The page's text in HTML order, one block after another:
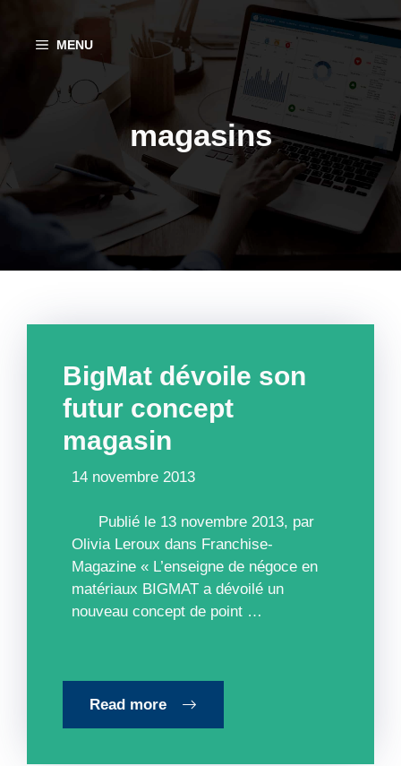
contenu
MENU
magasins
BigMat dévoile son
futur concept
magasin
14 novembre 2013
Publié le 13 novembre 2013, par
Olivia Leroux dans Franchise-
Magazine « L’enseigne de négoce en
matériaux BIGMAT a dévoilé un
nouveau concept de point …
Read more